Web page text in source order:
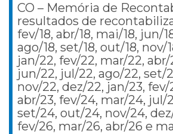
CO – Memória de
resultados de
fev/18, abr/18, mai/18, jun/
ago/18, set/18, out/18, nov/
jan/22, fev/22, mar/22,
jun/22, jul/22, ago/22, set/
nov/22, dez/22, jan/23, fev/
abr/23, fev/24, mar/24, jul/
set/24, out/24, nov/24,
fev/26, mar/26, abr/26 e